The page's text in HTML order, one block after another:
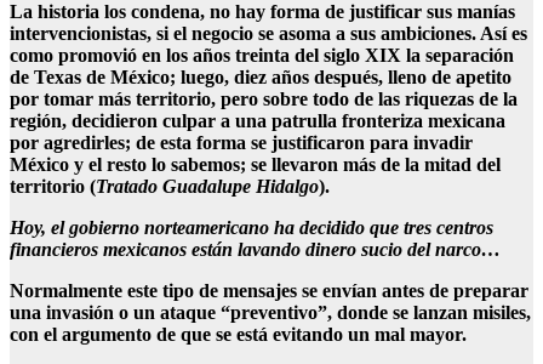
La historia los condena, no hay forma de justificar sus manías
intervencionistas, si el negocio se asoma a sus ambiciones. Así es
como promovió en los años treinta del siglo XIX la separación
de Texas de México; luego, diez años después, lleno de apetito
por tomar más territorio, pero sobre todo de las riquezas de la
región, decidieron culpar a una patrulla fronteriza mexicana
por agredirles; de esta forma se justificaron para invadir
México y el resto lo sabemos; se llevaron más de la mitad del
territorio (Tratado Guadalupe Hidalgo).
Hoy, el gobierno norteamericano ha decidido que tres centros
financieros mexicanos están lavando dinero sucio del narco…
Normalmente este tipo de mensajes se envían antes de preparar
una invasión o un ataque “preventivo”, donde se lanzan misiles,
con el argumento de que se está evitando un mal mayor.